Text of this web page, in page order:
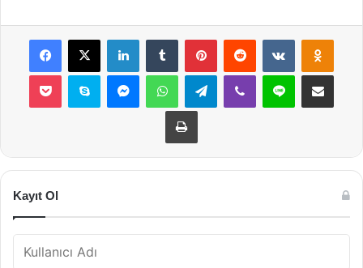
Facebook
X LinkedInTumblr PinterestReddit VKontakte
Pocket Skype MessengerWhatsAppTelegramViber Line E-Posta ile
Yazdır
Kayıt Ol